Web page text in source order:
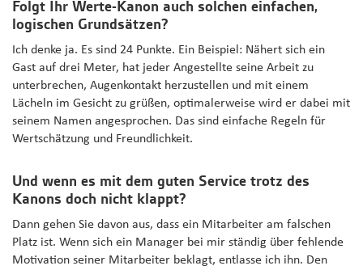
Folgt Ihr Werte-Kanon auch solchen einfachen,
logischen Grundsätzen?
Ich denke ja. Es sind 24 Punkte. Ein Beispiel: Nähert sich ein
Gast auf drei Meter, hat jeder Angestellte seine Arbeit zu
unterbrechen, Augenkontakt herzustellen und mit einem
Lächeln im Gesicht zu grüßen, optimalerweise wird er dabei mit
seinem Namen angesprochen. Das sind einfache Regeln für
Wertschätzung und Freundlichkeit.
Und wenn es mit dem guten Service trotz des
Kanons doch nicht klappt?
Dann gehen Sie davon aus, dass ein Mitarbeiter am falschen
Platz ist. Wenn sich ein Manager bei mir ständig über fehlende
Motivation seiner Mitarbeiter beklagt, entlasse ich ihn. Den